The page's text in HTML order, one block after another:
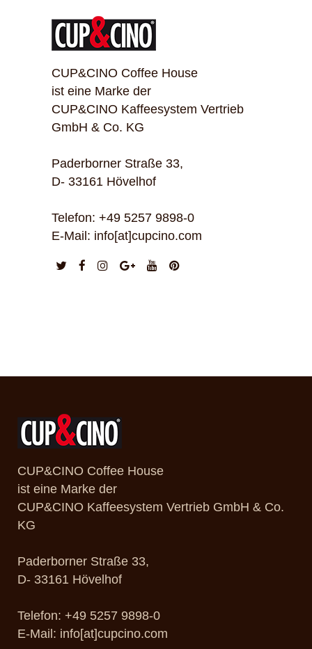
CUP&CINO Coffee House
ist eine Marke der
CUP&CINO Kaffeesystem Vertrieb
GmbH & Co. KG
Paderborner Straße 33,
D- 33161 Hövelhof
Telefon: +49 5257 9898-0
E-Mail: info[at]cupcino.com
CUP&CINO Coffee House
ist eine Marke der
CUP&CINO Kaffeesystem Vertrieb GmbH & Co.
KG
Paderborner Straße 33,
D- 33161 Hövelhof
Telefon: +49 5257 9898-0
E-Mail: info[at]cupcino.com